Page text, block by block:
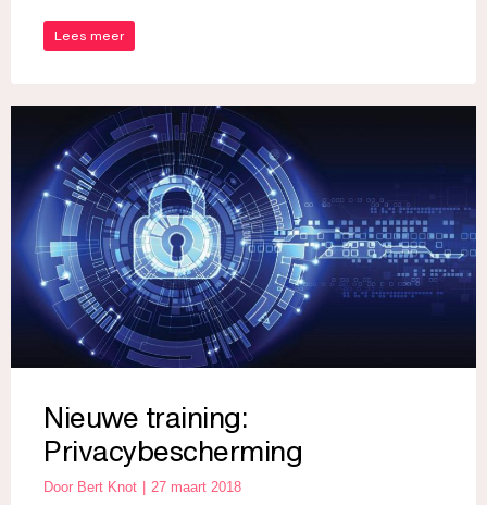
Lees meer
Nieuwe training:
Privacybescherming
Door Bert Knot 27 maart 2018